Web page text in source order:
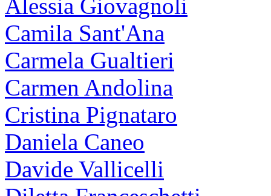
Alessia Giovagnoli
Camila Sant'Ana
Carmela Gualtieri
Carmen Andolina
Cristina Pignataro
Daniela Caneo
Davide Vallicelli